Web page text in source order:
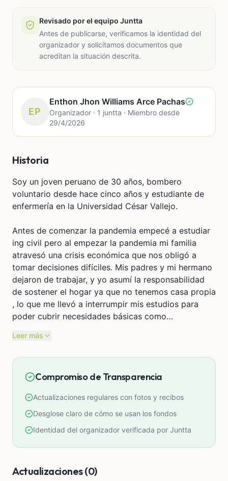
Revisado por el equipo Juntta
Antes de publicarse, verificamos la identidad del
organizador y solicitamos documentos que
acreditan la situación descrita.
EP
Enthon Jhon Williams Arce Pachas
Organizador · 1 juntta · Miembro desde
29/4/2026
Historia
Soy un joven peruano de 30 años, bombero
voluntario desde hace cinco años y estudiante de
enfermería en la Universidad César Vallejo.
Antes de comenzar la pandemia empecé a estudiar
ing civil pero al empezar la pandemia mi familia
atravesó una crisis económica que nos obligó a
tomar decisiones difíciles. Mis padres y mi hermano
dejaron de trabajar, y yo asumí la responsabilidad
de sostener el hogar ya que no tenemos casa propia
, lo que me llevó a interrumpir mis estudios para
poder cubrir necesidades básicas como
Hoy he retomado mi camino con mucho esfuerzo y
Solo me falta un año y medio para culminar mi
carrera e iniciar mi internado en 2027. Sin embargo,
universidad me impide conseguir un trabajo estable
que me permita sostener mis estudios, y
actualmente tengo tres meses de deuda académica.
nuevamente mis estudios, no solo por mí, sino por el
personas a las que quiero servir como bombero y
Leer más
Compromiso de Transparencia
Actualizaciones regulares con fotos y recibos
Desglose claro de cómo se usan los fondos
Identidad del organizador verificada por Juntta
Actualizaciones (0)